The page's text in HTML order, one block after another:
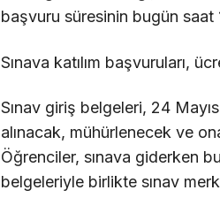
başvuru süresinin bugün saat
Sınava katılım başvuruları,
Sınav giriş belgeleri, 24
alınacak, mühürlenecek ve
Öğrenciler, sınava giderken
belgeleriyle birlikte sınav